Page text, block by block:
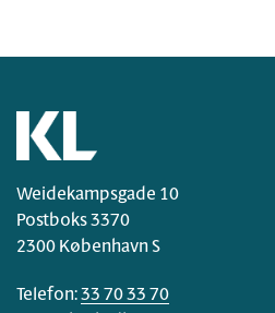
Weidekampsgade 10
Postboks 3370
2300 København S
Telefon:33 70 33 70